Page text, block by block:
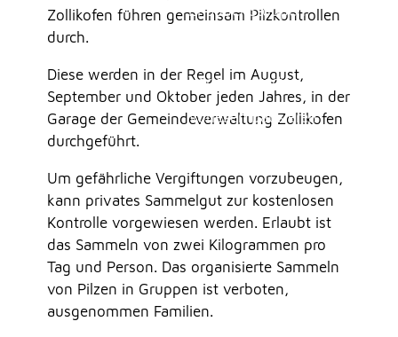
Erlauben Stoppen
Vorlesen starten
Vorlesen pausieren
Mitarbeitende
Onlineschalter
etc.)
Reglemente und Verordungen
Reglemente Burgergemeinde Moosseedorf
Reservation Räume BeMo 2025
Reservation Räume Schulanlage Staffel
UMWELT
FREIZEIT
Zollikofen führen gemeinsam Pilzkontrollen
durch.
Diese werden in der Regel im August,
September und Oktober jeden Jahres, in der
Garage der Gemeindeverwaltung Zollikofen
durchgeführt.
Um gefährliche Vergiftungen vorzubeugen,
kann privates Sammelgut zur kostenlosen
Kontrolle vorgewiesen werden. Erlaubt ist
das Sammeln von zwei Kilogrammen pro
Tag und Person. Das organisierte Sammeln
von Pilzen in Gruppen ist verboten,
ausgenommen Familien.